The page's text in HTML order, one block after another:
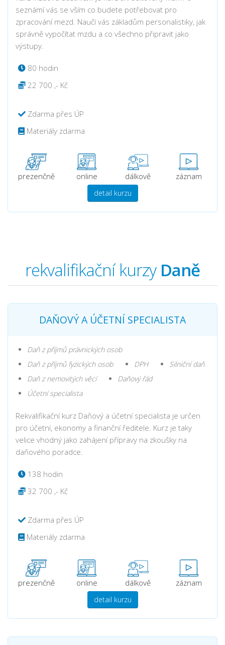
seznámí vás se vším co budete potřebovat pro
zpracování mezd. Naučí vás základům personalistiky, jak
správně vypočítat mzdu a co všechno připravit jako
výstupy.
80 hodin
22 700 ,- Kč
Zdarma přes ÚP
Materiály zdarma
prezenčně online dálkově záznam
detail kurzu
rekvalifikační kurzy Daně
DAŇOVÝ A ÚČETNÍ SPECIALISTA
Daň z příjmů právnických osob
Daň z příjmů fyzických osob
DPH
Silniční daň
Daň z nemovitých věcí
Daňový řád
Účetní specialista
Rekvalifikační kurz Daňový a účetní specialista je určen
pro účetní, ekonomy a finanční ředitele. Kurz je taky
velice vhodný jako zahájení přípravy na zkoušky na
daňového poradce.
138 hodin
32 700 ,- Kč
Zdarma přes ÚP
Materiály zdarma
prezenčně online dálkově záznam
detail kurzu